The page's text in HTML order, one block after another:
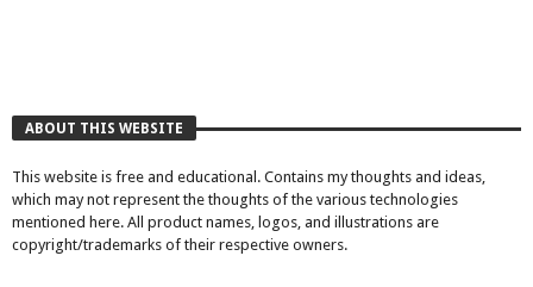
ABOUT THIS WEBSITE
This website is free and educational. Contains my thoughts and ideas,
which may not represent the thoughts of the various technologies
mentioned here. All product names, logos, and illustrations are
copyright/trademarks of their respective owners.